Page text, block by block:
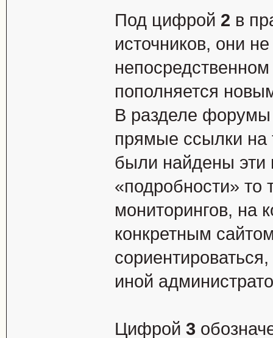
Под цифрой 2 в
источников, они
пополняется
В разделе форумы
прямые ссылки на
были найдены эти
«подробности» то
мониторингов, на
конкретным
иной
Цифрой 3